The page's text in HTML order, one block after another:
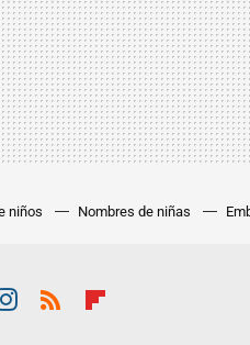
niños Nombres de niñas